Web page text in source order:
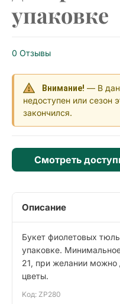
упаковке
0 Отзывы
Внимание! — В
недоступен или сезон
закончился.
Смотреть
Описание
Букет фиолетовых
упаковке.
21, при желании можно
цветы.
Kод: ZP280